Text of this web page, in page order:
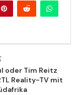
oder Tim Reitz
Reality-TV mit